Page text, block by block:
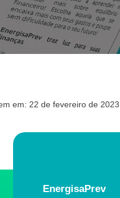
em: 22 de fevereiro de 2023
EnergisaPrev